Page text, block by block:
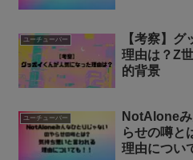
ユーチューバー
【考察】
理由は？Z
的背景
ユーチューバー
NotAlone
らせの噂と
理由につい